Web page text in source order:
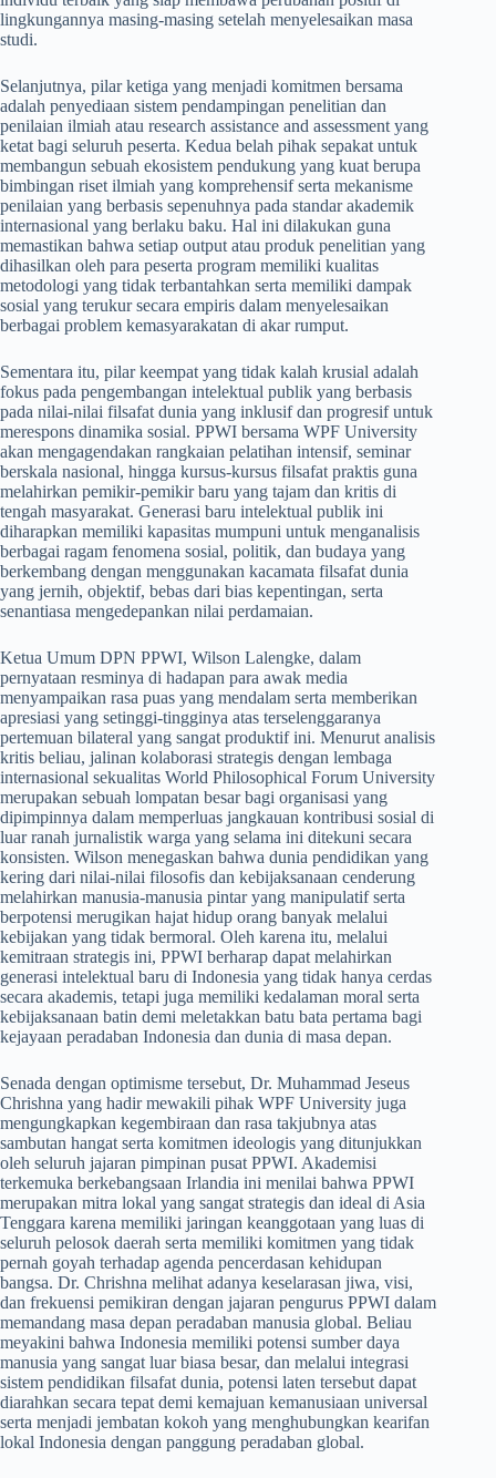
lingkungannya masing-masing setelah menyelesaikan masa
studi.
​Selanjutnya, pilar ketiga yang menjadi komitmen bersama
adalah penyediaan sistem pendampingan penelitian dan
penilaian ilmiah atau research assistance and assessment yang
ketat bagi seluruh peserta. Kedua belah pihak sepakat untuk
membangun sebuah ekosistem pendukung yang kuat berupa
bimbingan riset ilmiah yang komprehensif serta mekanisme
penilaian yang berbasis sepenuhnya pada standar akademik
internasional yang berlaku baku. Hal ini dilakukan guna
memastikan bahwa setiap output atau produk penelitian yang
dihasilkan oleh para peserta program memiliki kualitas
metodologi yang tidak terbantahkan serta memiliki dampak
sosial yang terukur secara empiris dalam menyelesaikan
berbagai problem kemasyarakatan di akar rumput.
​Sementara itu, pilar keempat yang tidak kalah krusial adalah
fokus pada pengembangan intelektual publik yang berbasis
pada nilai-nilai filsafat dunia yang inklusif dan progresif untuk
merespons dinamika sosial. PPWI bersama WPF University
akan mengagendakan rangkaian pelatihan intensif, seminar
berskala nasional, hingga kursus-kursus filsafat praktis guna
melahirkan pemikir-pemikir baru yang tajam dan kritis di
tengah masyarakat. Generasi baru intelektual publik ini
diharapkan memiliki kapasitas mumpuni untuk menganalisis
berbagai ragam fenomena sosial, politik, dan budaya yang
berkembang dengan menggunakan kacamata filsafat dunia
yang jernih, objektif, bebas dari bias kepentingan, serta
senantiasa mengedepankan nilai perdamaian.
​Ketua Umum DPN PPWI, Wilson Lalengke, dalam
pernyataan resminya di hadapan para awak media
menyampaikan rasa puas yang mendalam serta memberikan
apresiasi yang setinggi-tingginya atas terselenggaranya
pertemuan bilateral yang sangat produktif ini. Menurut analisis
kritis beliau, jalinan kolaborasi strategis dengan lembaga
internasional sekualitas World Philosophical Forum University
merupakan sebuah lompatan besar bagi organisasi yang
dipimpinnya dalam memperluas jangkauan kontribusi sosial di
luar ranah jurnalistik warga yang selama ini ditekuni secara
konsisten. Wilson menegaskan bahwa dunia pendidikan yang
kering dari nilai-nilai filosofis dan kebijaksanaan cenderung
melahirkan manusia-manusia pintar yang manipulatif serta
berpotensi merugikan hajat hidup orang banyak melalui
kebijakan yang tidak bermoral. Oleh karena itu, melalui
kemitraan strategis ini, PPWI berharap dapat melahirkan
generasi intelektual baru di Indonesia yang tidak hanya cerdas
secara akademis, tetapi juga memiliki kedalaman moral serta
kebijaksanaan batin demi meletakkan batu bata pertama bagi
kejayaan peradaban Indonesia dan dunia di masa depan.
​Senada dengan optimisme tersebut, Dr. Muhammad Jeseus
Chrishna yang hadir mewakili pihak WPF University juga
mengungkapkan kegembiraan dan rasa takjubnya atas
sambutan hangat serta komitmen ideologis yang ditunjukkan
oleh seluruh jajaran pimpinan pusat PPWI. Akademisi
terkemuka berkebangsaan Irlandia ini menilai bahwa PPWI
merupakan mitra lokal yang sangat strategis dan ideal di Asia
Tenggara karena memiliki jaringan keanggotaan yang luas di
seluruh pelosok daerah serta memiliki komitmen yang tidak
pernah goyah terhadap agenda pencerdasan kehidupan
bangsa. Dr. Chrishna melihat adanya keselarasan jiwa, visi,
dan frekuensi pemikiran dengan jajaran pengurus PPWI dalam
memandang masa depan peradaban manusia global. Beliau
meyakini bahwa Indonesia memiliki potensi sumber daya
manusia yang sangat luar biasa besar, dan melalui integrasi
sistem pendidikan filsafat dunia, potensi laten tersebut dapat
diarahkan secara tepat demi kemajuan kemanusiaan universal
serta menjadi jembatan kokoh yang menghubungkan kearifan
lokal Indonesia dengan panggung peradaban global.